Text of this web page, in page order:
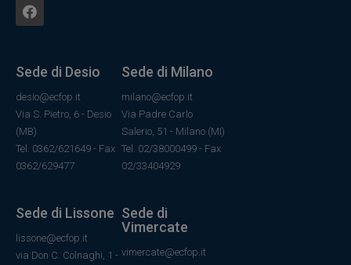
Sede di Desio
desio@ecfop.it
Via S. Pietro, 6 - Desio
(MB)
Tel. 0362/621649 - Fax
0362/629477
Sede di Lissone
lissone@ecfop.it
via Don C. Colnaghi, 1 -
Sede di Milano
milano@ecfop.it
Via Padre Carlo
Salerio, 51 - Milano (MI)
Tel. 02/38000499 - Fax
02/33404929
Sede di
Vimercate
vimercate@ecfop.it